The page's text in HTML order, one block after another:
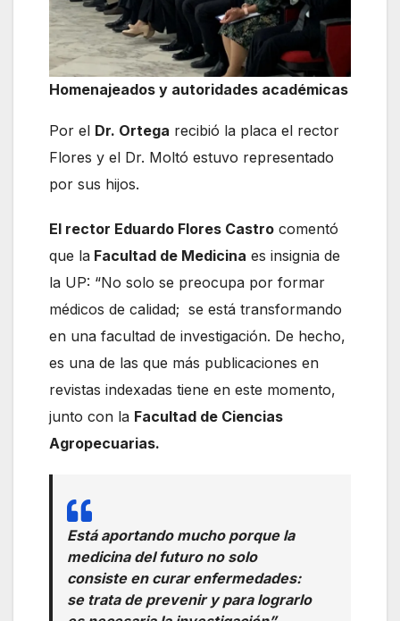
Homenajeados y autoridades académicas
Por el Dr. Ortega recibió la placa el rector
Flores y el Dr. Moltó estuvo representado
por sus hijos.
El rector Eduardo Flores Castro comentó
que la Facultad de Medicina es insignia de
la UP: “No solo se preocupa por formar
médicos de calidad; se está transformando
en una facultad de investigación. De hecho,
es una de las que más publicaciones en
revistas indexadas tiene en este momento,
junto con la Facultad de Ciencias
Agropecuarias.
Está aportando mucho porque la
medicina del futuro no solo
consiste en curar enfermedades:
se trata de prevenir y para lograrlo